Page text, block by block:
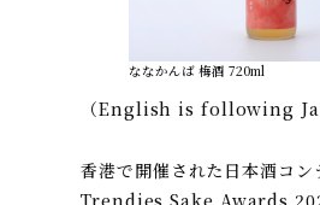
ななかんば 梅酒 720ml
（English is following
香港で開催された日本酒コ
Trendies Sake Awards